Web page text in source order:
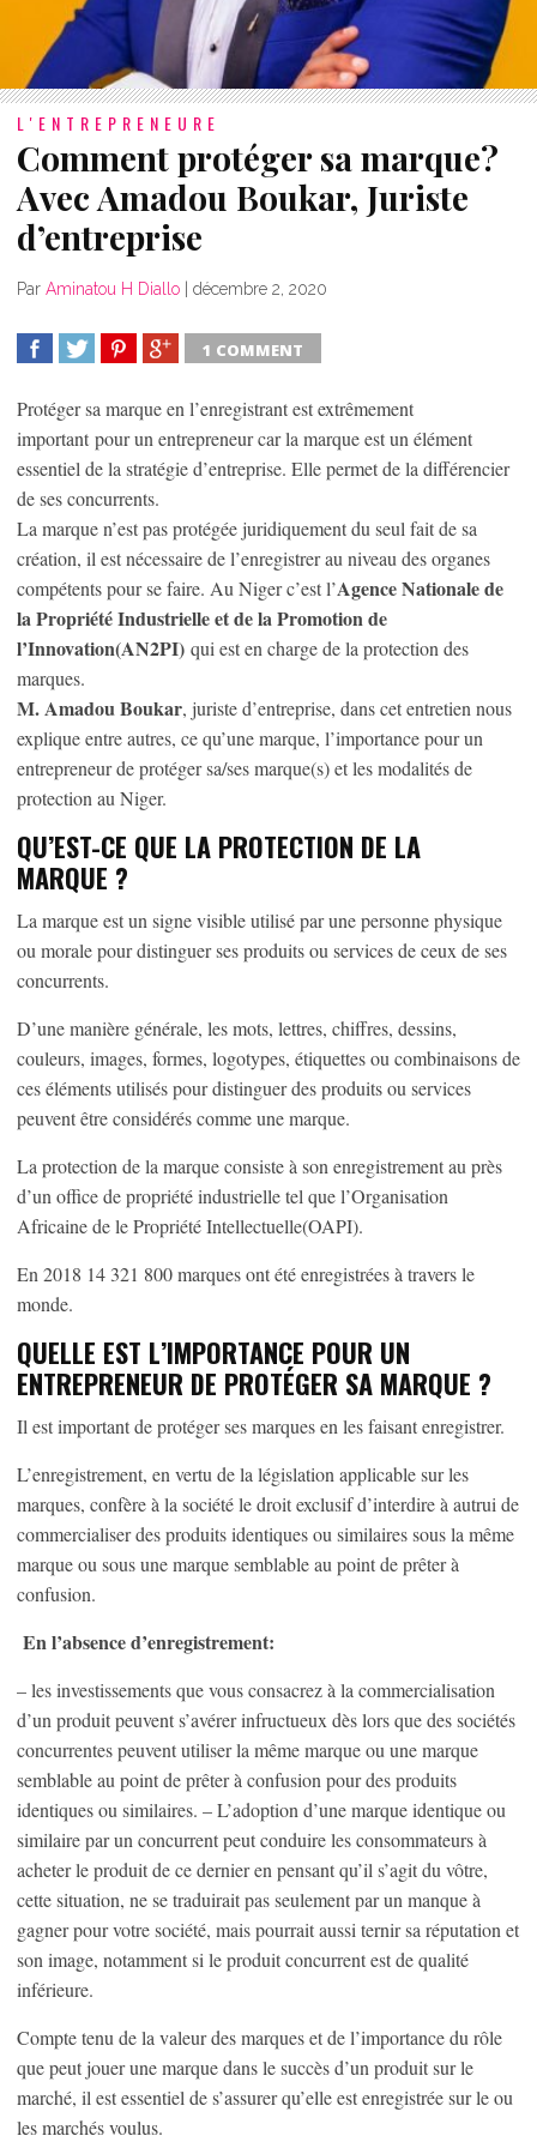
L'ENTREPRENEURE
Comment protéger sa marque?
Avec Amadou Boukar, Juriste
d’entreprise
Par Aminatou H Diallo décembre 2, 2020
1 COMMENT
Protéger sa marque en l’enregistrant est extrêmement
important pour un entrepreneur car la marque est un élément
essentiel de la stratégie d’entreprise. Elle permet de la différencier
de ses concurrents.
La marque n’est pas protégée juridiquement du seul fait de sa
création, il est nécessaire de l’enregistrer au niveau des organes
compétents pour se faire. Au Niger c’est l’Agence Nationale de
la Propriété Industrielle et de la Promotion de
l’Innovation(AN2PI) qui est en charge de la protection des
marques.
M. Amadou Boukar, juriste d’entreprise, dans cet entretien nous
explique entre autres, ce qu’une marque, l’importance pour un
entrepreneur de protéger sa/ses marque(s) et les modalités de
protection au Niger.
QU’EST-CE QUE LA PROTECTION DE LA
MARQUE ?
La marque est un signe visible utilisé par une personne physique
ou morale pour distinguer ses produits ou services de ceux de ses
concurrents.
D’une manière générale, les mots, lettres, chiffres, dessins,
couleurs, images, formes, logotypes, étiquettes ou combinaisons de
ces éléments utilisés pour distinguer des produits ou services
peuvent être considérés comme une marque.
La protection de la marque consiste à son enregistrement au près
d’un office de propriété industrielle tel que l’Organisation
Africaine de le Propriété Intellectuelle(OAPI).
En 2018 14 321 800 marques ont été enregistrées à travers le
monde.
QUELLE EST L’IMPORTANCE POUR UN
ENTREPRENEUR DE PROTÉGER SA MARQUE ?
Il est important de protéger ses marques en les faisant enregistrer.
L’enregistrement, en vertu de la législation applicable sur les
marques, confère à la société le droit exclusif d’interdire à autrui de
commercialiser des produits identiques ou similaires sous la même
marque ou sous une marque semblable au point de prêter à
confusion.
En l’absence d’enregistrement:
– les investissements que vous consacrez à la commercialisation
d’un produit peuvent s’avérer infructueux dès lors que des sociétés
concurrentes peuvent utiliser la même marque ou une marque
semblable au point de prêter à confusion pour des produits
identiques ou similaires. – L’adoption d’une marque identique ou
similaire par un concurrent peut conduire les consommateurs à
acheter le produit de ce dernier en pensant qu’il s’agit du vôtre,
cette situation, ne se traduirait pas seulement par un manque à
gagner pour votre société, mais pourrait aussi ternir sa réputation et
son image, notamment si le produit concurrent est de qualité
inférieure.
Compte tenu de la valeur des marques et de l’importance du rôle
que peut jouer une marque dans le succès d’un produit sur le
marché, il est essentiel de s’assurer qu’elle est enregistrée sur le ou
les marchés voulus.